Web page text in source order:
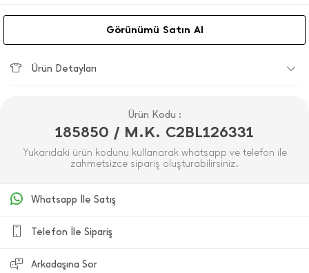
Görünümü Satın Al
Ürün Detayları
Ürün Kodu :
185850 / M.K. C2BL126331
Yukarıdaki ürün kodunu kullanarak whatsapp ve telefon ile
zahmetsizce sipariş oluşturabilirsiniz.
Whatsapp İle Satış
Telefon İle Sipariş
Arkadaşına Sor